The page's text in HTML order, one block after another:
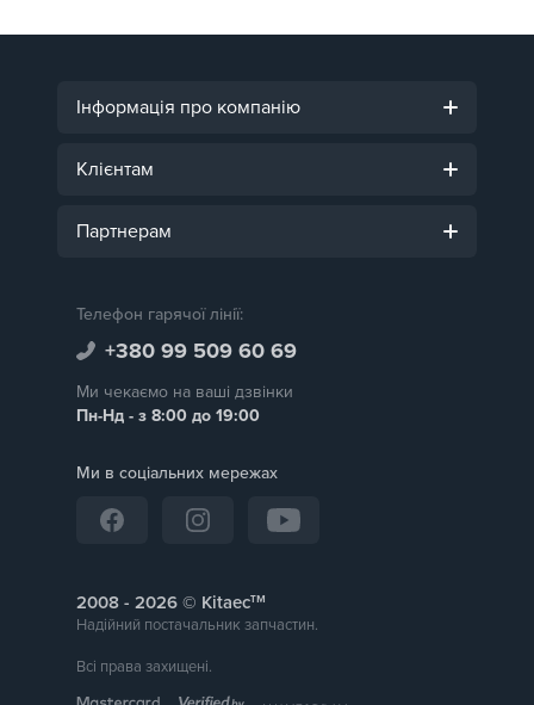
Інформація про компанію
Клієнтам
Партнерам
Телефон гарячої лінії:
+380 99 509 60 69
Ми чекаємо на ваші дзвінки
Пн-Нд - з 8:00 до 19:00
Ми в соціальних мережах
2008 - © Kitaecтм
Надійний постачальник запчастин.
Всі права захищені.